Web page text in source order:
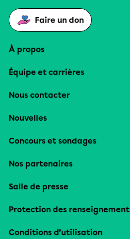
Faire un don
À propos
Équipe et carrières
Nous contacter
Nouvelles
Concours et sondages
Nos partenaires
Salle de presse
Protection des
Conditions d’utilisation